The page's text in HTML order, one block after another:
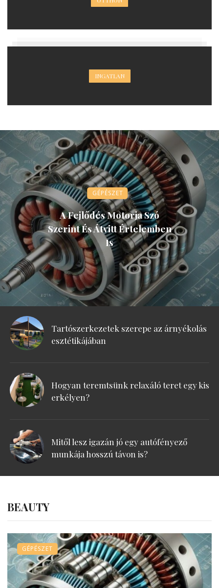
INGATLAN
GÉPÉSZET
A Fejlődés Motorja Szó
Szerint És Átvitt Értelemben
Is
Tartószerkezetek szerepe az árnyékolás
esztétikájában
Hogyan teremtsünk relaxáló teret egy kis
erkélyen?
Mitől lesz igazán jó egy autófényező
munkája hosszú távon is?
BEAUTY
GÉPÉSZET